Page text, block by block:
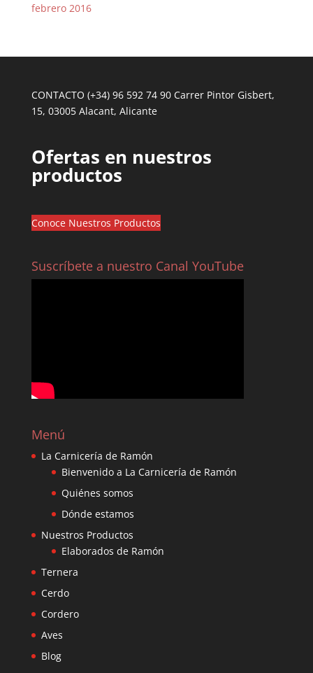
febrero 2016
CONTACTO (+34) 96 592 74 90 Carrer Pintor Gisbert,
15, 03005 Alacant, Alicante
Ofertas en nuestros
productos
Conoce Nuestros Productos
Suscríbete a nuestro Canal YouTube
Menú
La Carnicería de Ramón
Bienvenido a La Carnicería de Ramón
Quiénes somos
Dónde estamos
Nuestros Productos
Elaborados de Ramón
Ternera
Cerdo
Cordero
Aves
Blog